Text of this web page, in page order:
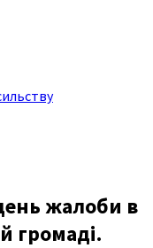
жалоби в
громаді.